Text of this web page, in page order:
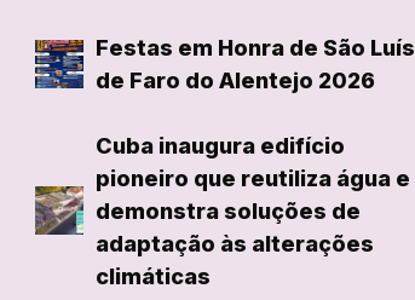
Festas em Honra de São Luís
de Faro do Alentejo 2026
Cuba inaugura edifício
pioneiro que reutiliza água e
demonstra soluções de
adaptação às alterações
climáticas